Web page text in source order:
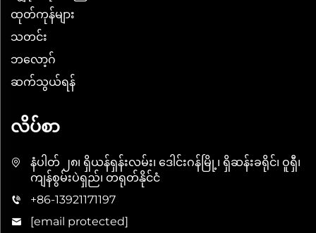
ထုတ်ကုန်များ
သတင်း
ဘလော့ဂ်
ဆက်သွယ်ရန်
လိပ်စာ
နံပါတ် ၂၈၊ ရှိယန်ရှန်းလမ်း၊ ဒေါင်းဂန်မြို့၊ ရှိဆန်းခရိုင်၊ ဝူရှီ၊
ကျန်စွမ်းပဲရှည်၊ တရုတ်နိုင်ငံ
+86-13921171197
[email protected]